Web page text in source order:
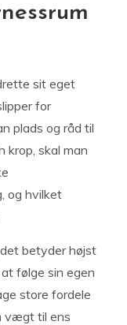
sit eget
for
plads og råd til
krop, skal man
og hvilket
betyder højst
følge sin egen
store fordele
vægt til ens